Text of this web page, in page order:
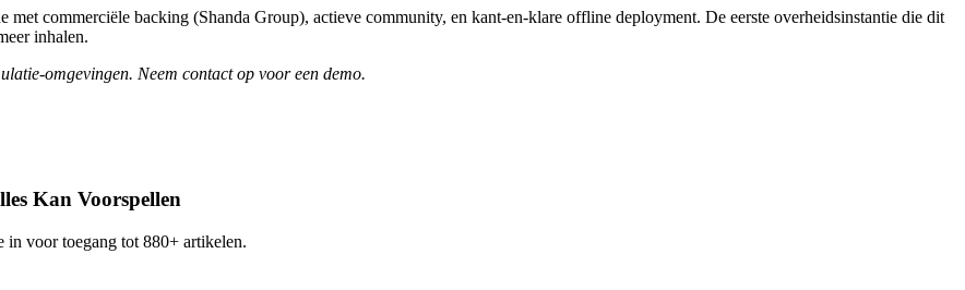
commerciële backing (Shanda Group), actieve community, en kant-en-klare offline deployment. De eerste overheidsinstantie die dit
inhalen.
omgevingen. Neem contact op voor een demo.
Kan Voorspellen
voor toegang tot 880+ artikelen.